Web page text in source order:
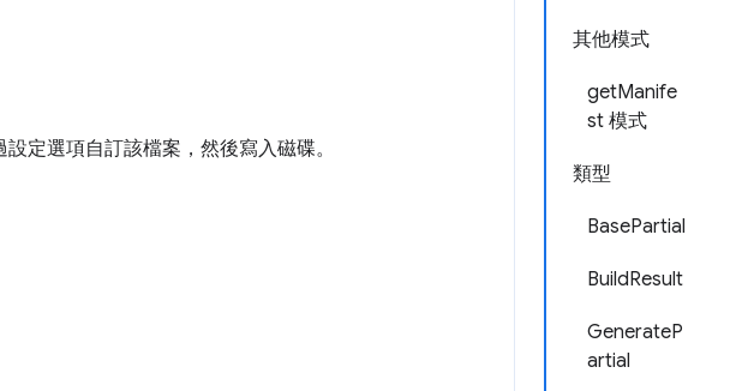
其他模式
getManife
st 模式
類型
BasePartial
BuildResult
GenerateP
artial
定選項自訂該檔案，然後寫入磁碟。